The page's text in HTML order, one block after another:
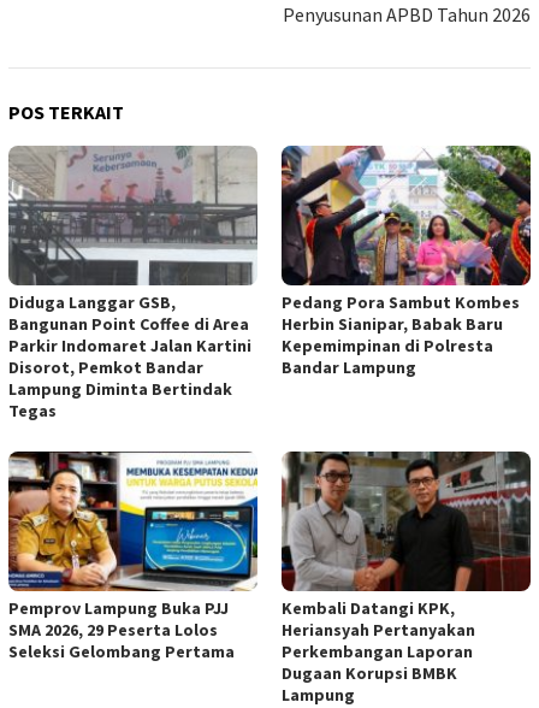
Penyusunan APBD Tahun 2026
POS TERKAIT
Diduga Langgar GSB,
Bangunan Point Coffee di Area
Parkir Indomaret Jalan Kartini
Disorot, Pemkot Bandar
Lampung Diminta Bertindak
Tegas
Pedang Pora Sambut Kombes
Herbin Sianipar, Babak Baru
Kepemimpinan di Polresta
Bandar Lampung
Pemprov Lampung Buka PJJ
SMA 2026, 29 Peserta Lolos
Seleksi Gelombang Pertama
Kembali Datangi KPK,
Heriansyah Pertanyakan
Perkembangan Laporan
Dugaan Korupsi BMBK
Lampung